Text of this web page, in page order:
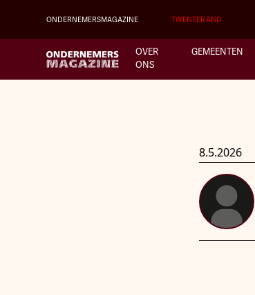
ONDERNEMERSMAGAZINE TWENTERAND
OVER
ONS
GEMEENTEN
8.5.2026